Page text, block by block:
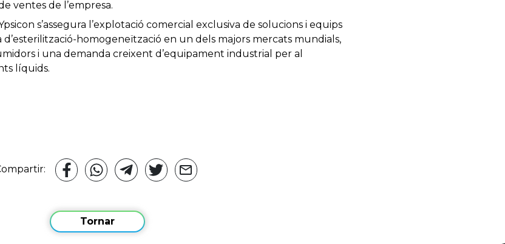
ventes de l’empresa.
s’assegura l’explotació comercial exclusiva de solucions i equips
homogeneïtzació en un dels majors mercats mundials,
i una demanda creixent d’equipament industrial per al
líquids.
Tornar